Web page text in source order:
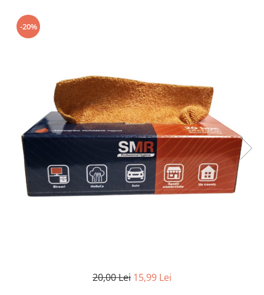
Intretinere masina de spalat
Insecticide si Capcane
Solutii desfundat tevi
-20%
20,00 Lei 15,99 Lei